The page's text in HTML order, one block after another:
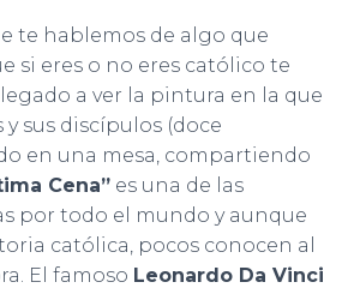
te hablemos de algo que
si eres o no eres católico te
a ver la pintura en la que
y sus discípulos (doce
en una mesa, compartiendo
Cena” es una de las
por todo el mundo y aunque
católica, pocos conocen al
El famoso Leonardo Da Vinci